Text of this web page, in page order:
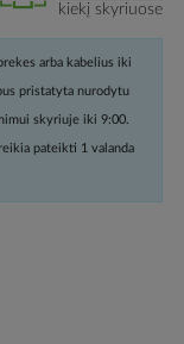
kiekį skyriuose
arba kabelius iki
pristatyta nurodytu
skyriuje iki 9:00.
pateikti 1 valanda